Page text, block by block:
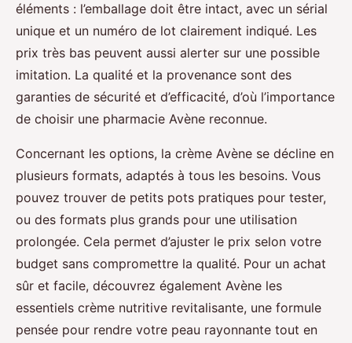
éléments : l’emballage doit être intact, avec un sérial
unique et un numéro de lot clairement indiqué. Les
prix très bas peuvent aussi alerter sur une possible
imitation. La qualité et la provenance sont des
garanties de sécurité et d’efficacité, d’où l’importance
de choisir une pharmacie Avène reconnue.
Concernant les options, la crème Avène se décline en
plusieurs formats, adaptés à tous les besoins. Vous
pouvez trouver de petits pots pratiques pour tester,
ou des formats plus grands pour une utilisation
prolongée. Cela permet d’ajuster le prix selon votre
budget sans compromettre la qualité. Pour un achat
sûr et facile, découvrez également Avène les
essentiels crème nutritive revitalisante, une formule
pensée pour rendre votre peau rayonnante tout en